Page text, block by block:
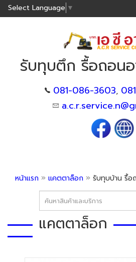
Select Language ▼
รับทุบตึก รื้อถอนอ
081-086-3603,
หน้าแรก » แคตตาล็อก » รับทุบบ้าน รื้อ
แคตตาล็อก